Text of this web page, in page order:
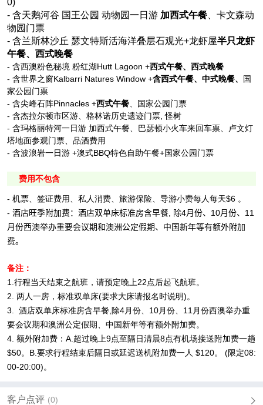
0)
- 含天鹅河谷 国王公园 动物园一日游 加西式午餐 、卡文森动
物园门票
- 含兰斯林沙丘 瑟文特斯活海洋叠层石观光+龙虾屋半只龙虾
午餐、 西式晚餐
- 含西澳粉色秘境 粉红湖Hutt Lagoon +西式午餐、西式晚餐
- 含世界之窗Kalbarri Natures Window +含西式午餐、中式晚餐、 国
家公园门票
- 含尖峰石阵Pinnacles +西式午餐、国家公园门票
- 含杰拉尔顿市区游、格林诺历史遗迹门票, 怪树
- 含玛格丽特河一日游 加西式午餐、巴瑟顿小火车来回车票、卢文灯
塔地面参观门票、品酒费用
- 含波浪岩一日游 +澳式BBQ特色自助午餐+国家公园门票
费用不包含
- 机票、签证费用、私人消费、旅游保险、导游小费每人每天$6 。
- 酒店旺季附加费：酒店双单床标准房含早餐, 除4月份、 10月份、 11
月份西澳举办重要会议期和澳洲公定假期、中国新年等有额外附加
费。
备注：
1.行程当天结束之航班，请预定晚上22点后起飞航班。
2. 两人一房，标准双单床(要求大床请报名时说明)。
3. 酒店双单床标准房含早餐,除4月份、 10月份、 11月份西澳举办重
要会议期和澳洲公定假期、中国新年等有额外附加费。
4. 额外附加费： A.超过晚上9点至隔日清晨8点有机场接送附加费一趟
$50。 B.要求行程结束后隔日或延迟送机附加费一人 $120。 (限定08:
00-20:00)。
客户点评 (0)